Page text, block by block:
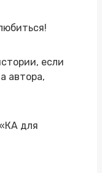
если
автора,
для